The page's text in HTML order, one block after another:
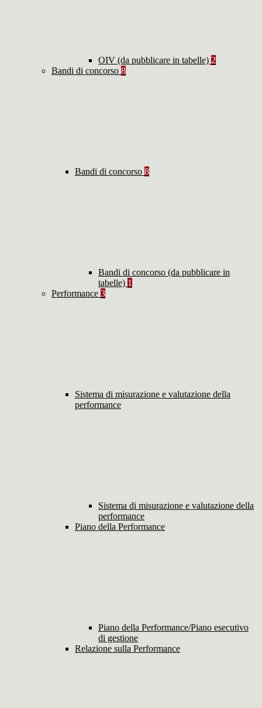
OIV (da pubblicare in tabelle) 2
Bandi di concorso 8
Bandi di concorso 8
Bandi di concorso (da pubblicare in
tabelle) 1
Performance 3
Sistema di misurazione e valutazione della
performance
Sistema di misurazione e valutazione della
performance
Piano della Performance
Piano della Performance/Piano esecutivo
di gestione
Relazione sulla Performance